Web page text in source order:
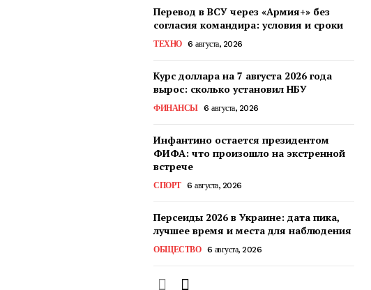
Перевод в ВСУ через «Армия+» без
согласия командира: условия и сроки
ТЕХНО 6 августа, 2026
Курс доллара на 7 августа 2026 года
вырос: сколько установил НБУ
ФИНАНСЫ 6 августа, 2026
Инфантино остается президентом
ФИФА: что произошло на экстренной
встрече
СПОРТ 6 августа, 2026
Персеиды 2026 в Украине: дата пика,
лучшее время и места для наблюдения
ОБЩЕСТВО 6 августа, 2026